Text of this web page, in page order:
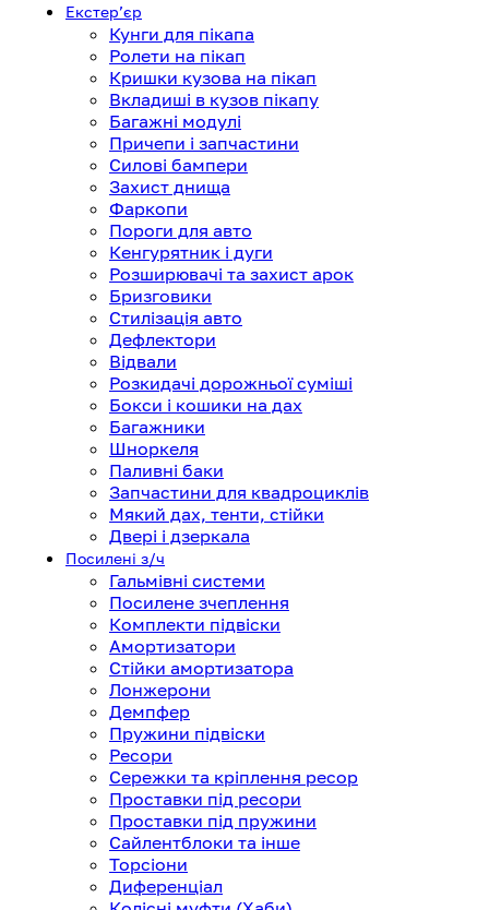
Екстерʼєр
Кунги для пікапа
Ролети на пікап
Кришки кузова на пікап
Вкладиші в кузов пікапу
Багажні модулі
Причепи і запчастини
Силові бампери
Захист днища
Фаркопи
Пороги для авто
Кенгурятник і дуги
Розширювачі та захист арок
Бризговики
Стилізація авто
Дефлектори
Відвали
Розкидачі дорожньої суміші
Бокси і кошики на дах
Багажники
Шноркеля
Паливні баки
Запчастини для квадроциклів
Мякий дах, тенти, стійки
Двері і дзеркала
Посилені з/ч
Гальмівні системи
Посилене зчеплення
Комплекти підвіски
Амортизатори
Стійки амортизатора
Лонжерони
Демпфер
Пружини підвіски
Ресори
Сережки та кріплення ресор
Проставки під ресори
Проставки під пружини
Сайлентблоки та інше
Торсіони
Диференціал